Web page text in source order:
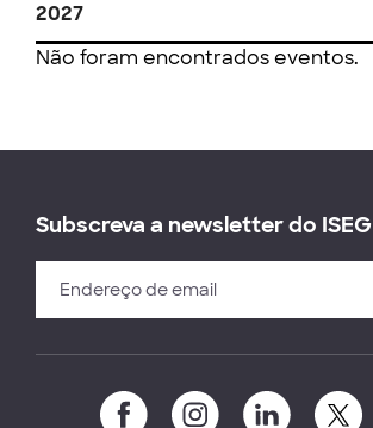
2027
Não foram encontrados eventos.
Subscreva a newsletter do ISEG